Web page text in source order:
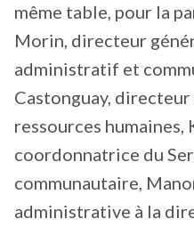
même table, pour la
Morin, directeur
administratif et
Castonguay,
ressources humaines,
coordonnatrice du
communautaire,
administrative à la